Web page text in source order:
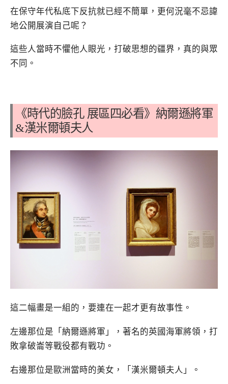
在保守年代私底下反抗就已經不簡單，更何況毫不忌諱
地公開展演自己呢？
這些人當時不懼他人眼光，打破思想的疆界，真的與眾
不同。
《時代的臉孔 展區四必看》納爾遜將軍
&漢米爾頓夫人
這二幅畫是一組的，要連在一起才更有故事性。
左邊那位是「納爾遜將軍」，著名的英國海軍將領，打
敗拿破崙等戰役都有戰功。
右邊那位是歐洲當時的美女，「漢米爾頓夫人」。